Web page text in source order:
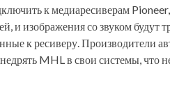
к медиаресиверам
и изображения со звуком будут
к ресиверу. Производители
MHL в свои системы, что